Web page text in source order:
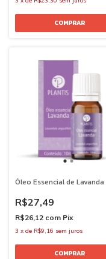
Óleo Essencial de Lavanda
R$27,49
R$26,12 com Pix
3 x de R$9,16 sem juros